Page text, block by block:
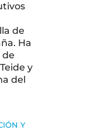
de
Ha
de
y
del
Y